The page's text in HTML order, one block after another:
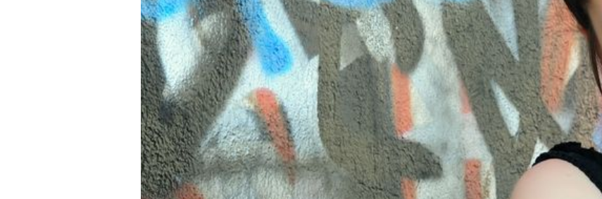
STANDORTE
MIKROPROJEKTE
DOKUMENTATION UND MATERIALIEN
KONTAKT
IMPRESSUM
BARRIEREFREIHEITSERKLÄRUNG
DATENSCHUTZ
Funktionen und sind für die einwandfreie Funktion
der Website erforderlich.
Einverständnis-Cookie
Dieser Cookie speichert die
ausgewählten Einverständnis-
Optionen des Benutzers